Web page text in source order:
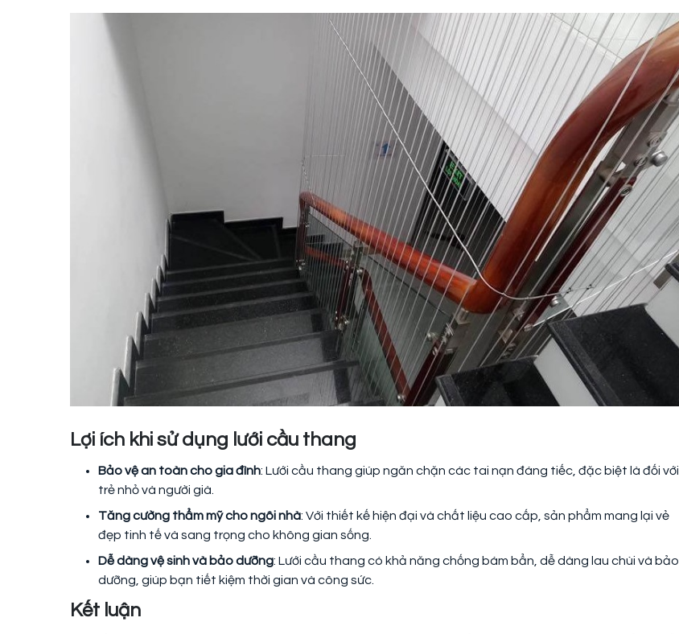
Lợi ích khi sử dụng lưới cầu thang
Bảo vệ an toàn cho gia đình: Lưới cầu thang giúp ngăn chặn các tai nạn đáng tiếc, đặc biệt là đối với
trẻ nhỏ và người già.
Tăng cường thẩm mỹ cho ngôi nhà: Với thiết kế hiện đại và chất liệu cao cấp, sản phẩm mang lại vẻ
đẹp tinh tế và sang trọng cho không gian sống.
Dễ dàng vệ sinh và bảo dưỡng: Lưới cầu thang có khả năng chống bám bẩn, dễ dàng lau chùi và bảo
dưỡng, giúp bạn tiết kiệm thời gian và công sức.
Kết luận